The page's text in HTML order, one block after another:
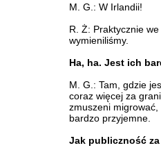
M. G.: W Irlandii!
R. Ż: Praktycznie
wymieniliśmy.
Ha, ha. Jest ich
M. G.: Tam, gdzie
coraz więcej za
zmuszeni migrować,
bardzo przyjemne.
Jak publiczność